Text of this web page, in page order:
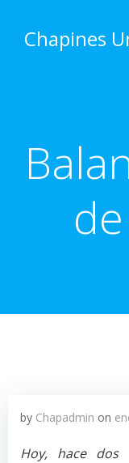
Chapines
by Chapadmin on
Hoy, hace dos